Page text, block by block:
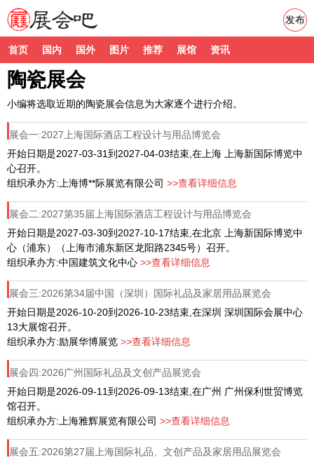
首页 国内 国外 图片 推荐 展馆 资讯
发布
陶瓷展会
小编将选取近期的陶瓷展会信息为大家逐个进行介绍。
展会一:2027上海国际酒店工程设计与用品博览会
开始日期是2027-03-31到2027-04-03结束,在上海 上海新国际博览中
心召开。
组织承办方:上海博**际展览有限公司 >>查看详细信息
展会二:2027第35届上海国际酒店工程设计与用品博览会
开始日期是2027-03-30到2027-10-17结束,在北京 上海新国际博览中
心（浦东）（上海市浦东新区龙阳路2345号）召开。
组织承办方:中国建筑文化中心 >>查看详细信息
展会三:2026第34届中国（深圳）国际礼品及家居用品展览会
开始日期是2026-10-20到2026-10-23结束,在深圳 深圳国际会展中心
13大展馆召开。
组织承办方:励展华博展览 >>查看详细信息
展会四:2026广州国际礼品及文创产品展览会
开始日期是2026-09-11到2026-09-13结束,在广州 广州保利世贸博览
馆召开。
组织承办方:上海雅辉展览有限公司 >>查看详细信息
展会五:2026第27届上海国际礼品、文创产品及家居用品展览会